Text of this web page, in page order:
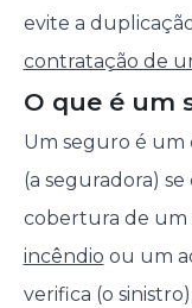
evite a
contratação de
O que é um
Um seguro é
(a seguradora)
cobertura de um
incêndio ou um
verifica (o